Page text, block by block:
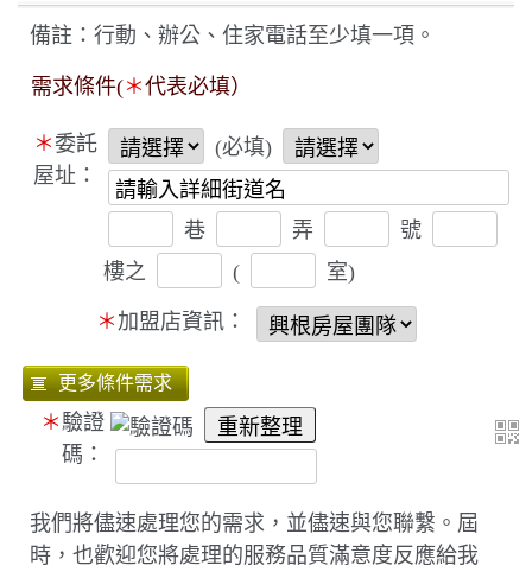
備註：行動、辦公、住家電話至少填一項。
需求條件(＊代表必填）
＊委託
屋址：
(必填)
巷 弄
號
樓之
( 室)
＊ 加盟店資訊：
＊ 驗證
碼：
我們將儘速處理您的需求，並儘速與您聯繫。屆
時，也歡迎您將處理的服務品質滿意度反應給我